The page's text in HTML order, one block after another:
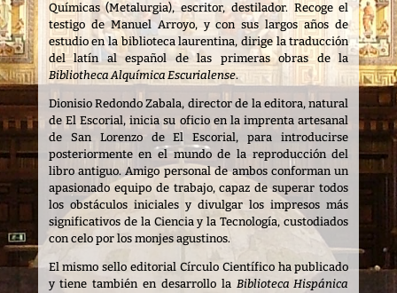
Químicas (Metalurgia), escritor, destilador. Recoge el
testigo de Manuel Arroyo, y con sus largos años de
estudio en la biblioteca laurentina, dirige la traducción
del latín al español de las primeras obras de la
Bibliotheca Alquímica Escurialense.
Dionisio Redondo Zabala, director de la editora, natural
de El Escorial, inicia su oficio en la imprenta artesanal
de San Lorenzo de El Escorial, para introducirse
posteriormente en el mundo de la reproducción del
libro antiguo. Amigo personal de ambos conforman un
apasionado equipo de trabajo, capaz de superar todos
los obstáculos iniciales y divulgar los impresos más
significativos de la Ciencia y la Tecnología, custodiados
con celo por los monjes agustinos.
El mismo sello editorial Círculo Científico ha publicado
y tiene también en desarrollo la Biblioteca Hispánica